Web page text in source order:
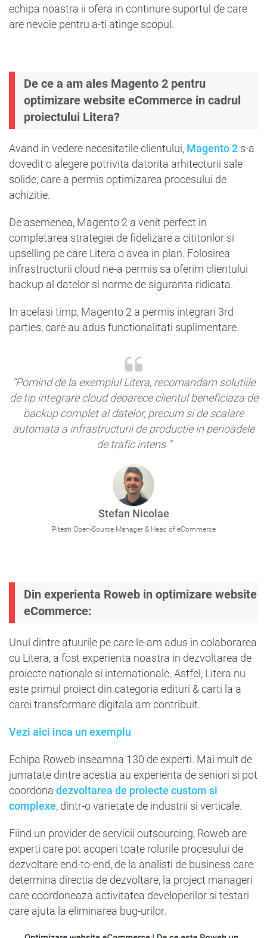
echipa noastra ii ofera in continure suportul de care
are nevoie pentru a-ti atinge scopul.
De ce a am ales Magento 2 pentru
optimizare website eCommerce in cadrul
proiectului Litera?
Avand in vedere necesitatile clientului, Magento 2 s-a
dovedit o alegere potrivita datorita arhitecturii sale
solide, care a permis optimizarea procesului de
achizitie.
De asemenea, Magento 2 a venit perfect in
completarea strategiei de fidelizare a cititorilor si
upselling pe care Litera o avea in plan. Folosirea
infrastructurii cloud ne-a permis sa oferim clientului
backup al datelor si norme de siguranta ridicata.
In acelasi timp, Magento 2 a permis integrari 3rd
parties, care au adus functionalitati suplimentare.
“Pornind de la exemplul Litera, recomandam solutiile
de tip integrare cloud deoarece clientul beneficiaza de
backup complet al datelor, precum si de scalare
automata a infrastructurii de productie in perioadele
de trafic intens ”
Stefan Nicolae
Pitesti Open-Source Manager & Head of eCommerce
Din experienta Roweb in optimizare website
eCommerce:
Unul dintre atuurile pe care le-am adus in colaborarea
cu Litera, a fost experienta noastra in dezvoltarea de
proiecte nationale si internationale. Astfel, Litera nu
este primul proiect din categoria edituri & carti la a
carei transformare digitala am contribuit.
Vezi aici inca un exemplu
Echipa Roweb inseamna 130 de experti. Mai mult de
jumatate dintre acestia au experienta de seniori si pot
coordona dezvoltarea de proiecte custom si
complexe, dintr-o varietate de industrii si verticale.
Fiind un provider de servicii outsourcing, Roweb are
experti care pot acoperi toate rolurile procesului de
dezvoltare end-to-end, de la analisti de business care
determina directia de dezvoltare, la project manageri
care coordoneaza activitatea developerilor si testari
care ajuta la eliminarea bug-urilor.